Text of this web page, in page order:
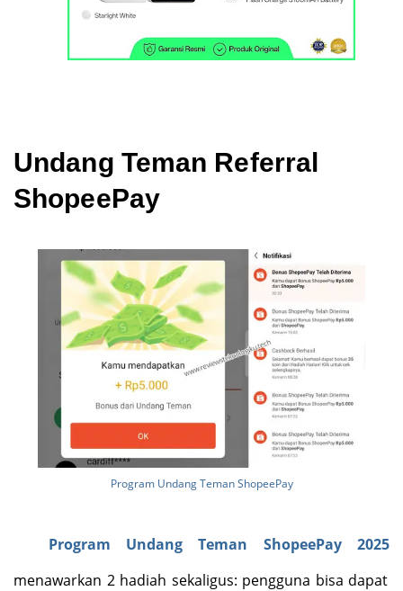
Undang Teman Referral
ShopeePay
Program Undang Teman ShopeePay
Program Undang Teman ShopeePay 2025
menawarkan 2 hadiah sekaligus: pengguna bisa dapat